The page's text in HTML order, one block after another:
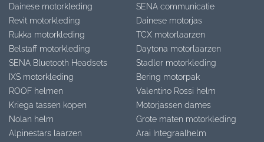
Dainese motorkleding
Revit motorkleding
Rukka motorkleding
Belstaff motorkleding
SENA Bluetooth Headsets
IXS motorkleding
ROOF helmen
Kriega tassen kopen
Nolan helm
Alpinestars laarzen
SENA communicatie
Dainese motorjas
TCX motorlaarzen
Daytona motorlaarzen
Stadler motorkleding
Bering motorpak
Valentino Rossi helm
Motorjassen dames
Grote maten motorkleding
Arai Integraalhelm